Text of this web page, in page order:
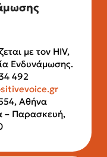
με τον HIV,
Ενδυνάμωσης.
492
Αθήνα
– Παρασκευή,